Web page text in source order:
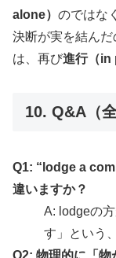
alone） のではな
決断が実を結ん
は、再び進行（in
10. Q&A（全
Q1: “lodge a
違いますか？
A: lodgeの
す」という
Q2: 物理的に「物